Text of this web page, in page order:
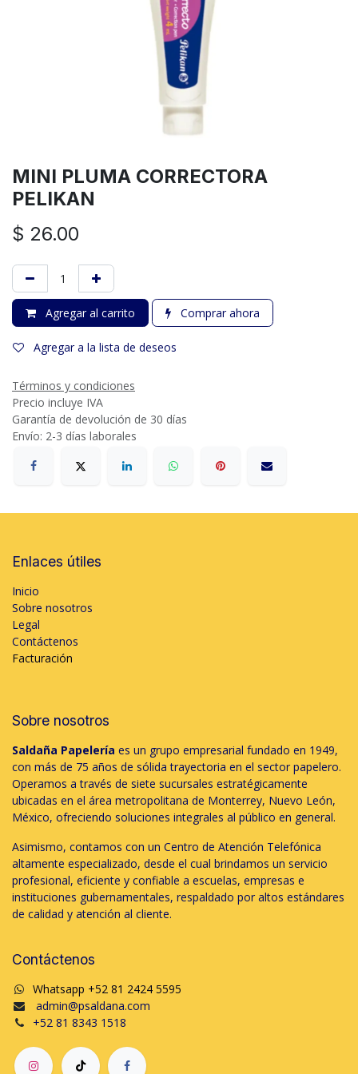
MINI PLUMA CORRECTORA
PELIKAN
$ 26.00
Agregar al carrito Comprar ahora
Agregar a la lista de deseos
Términos y condiciones
Precio incluye IVA
Garantía de devolución de 30 días
Envío: 2-3 días laborales
Enlaces útiles
Inicio
Sobre nosotros
Legal
Contáctenos
Facturación
Sobre nosotros
Saldaña Papelería es un grupo empresarial fundado en 1949,
con más de 75 años de sólida trayectoria en el sector papelero.
Operamos a través de siete sucursales estratégicamente
ubicadas en el área metropolitana de Monterrey, Nuevo León,
México, ofreciendo soluciones integrales al público en general.
Asimismo, contamos con un Centro de Atención Telefónica
altamente especializado, desde el cual brindamos un servicio
profesional, eficiente y confiable a escuelas, empresas e
instituciones gubernamentales, respaldado por altos estándares
de calidad y atención al cliente.
Contáctenos
Whatsapp +52 81 2424 5595
admin@psaldana.com
+52 81 8343 1518